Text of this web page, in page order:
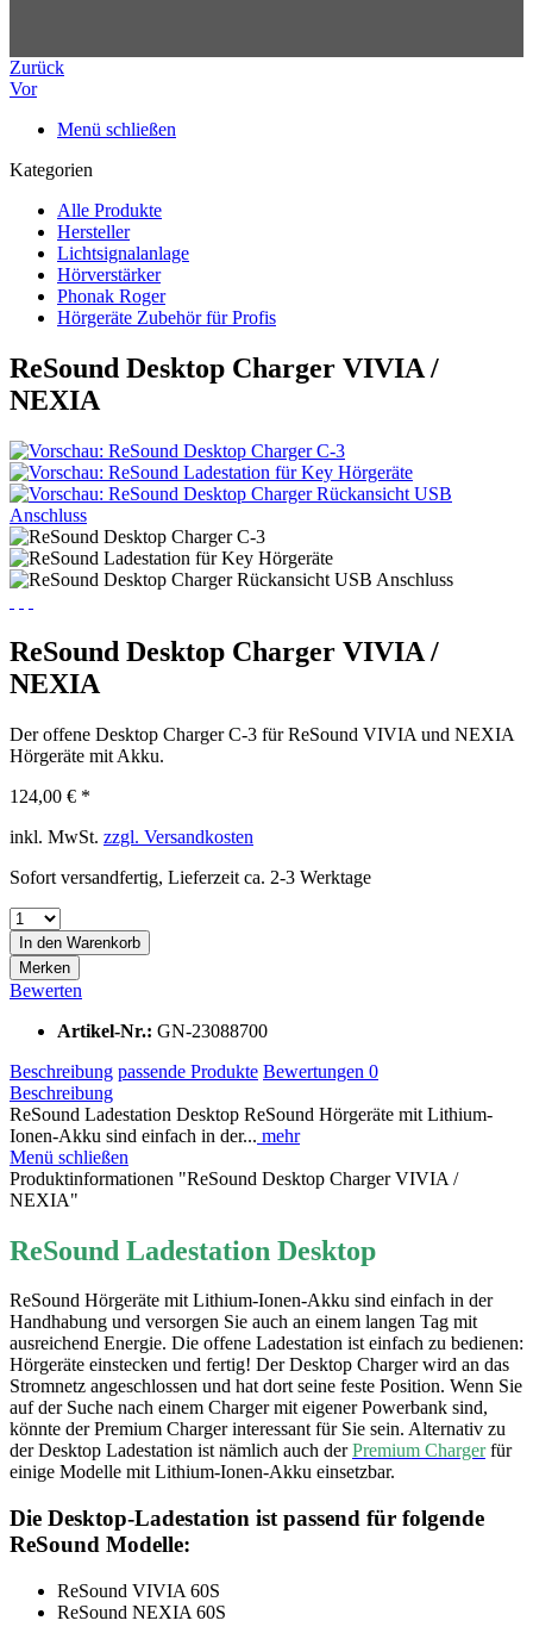
Zurück
Vor
Menü schließen
Kategorien
Alle Produkte
Hersteller
Lichtsignalanlage
Hörverstärker
Phonak Roger
Hörgeräte Zubehör für Profis
ReSound Desktop Charger VIVIA /
NEXIA
ReSound Desktop Charger VIVIA /
NEXIA
Der offene Desktop Charger C-3 für ReSound VIVIA und NEXIA
Hörgeräte mit Akku.
124,00 € *
inkl. MwSt. zzgl. Versandkosten
Sofort versandfertig, Lieferzeit ca. 2-3 Werktage
In den Warenkorb
Merken
Bewerten
Artikel-Nr.: GN-23088700
Beschreibung passende Produkte Bewertungen 0
Beschreibung
ReSound Ladestation Desktop ReSound Hörgeräte mit Lithium-
Ionen-Akku sind einfach in der... mehr
Menü schließen
Produktinformationen "ReSound Desktop Charger VIVIA /
NEXIA"
ReSound Ladestation Desktop
ReSound Hörgeräte mit Lithium-Ionen-Akku sind einfach in der
Handhabung und versorgen Sie auch an einem langen Tag mit
ausreichend Energie. Die offene Ladestation ist einfach zu bedienen:
Hörgeräte einstecken und fertig! Der Desktop Charger wird an das
Stromnetz angeschlossen und hat dort seine feste Position. Wenn Sie
auf der Suche nach einem Charger mit eigener Powerbank sind,
könnte der Premium Charger interessant für Sie sein. Alternativ zu
der Desktop Ladestation ist nämlich auch derPremium Chargerfür
einige Modelle mit Lithium-Ionen-Akku einsetzbar.
Die Desktop-Ladestation ist passend für folgende
ReSound Modelle:
ReSound VIVIA 60S
ReSound NEXIA 60S